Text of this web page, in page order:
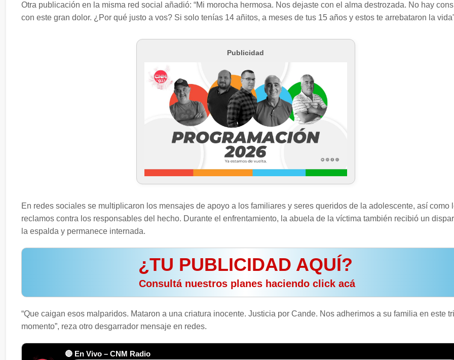
Otra publicación en la misma red social añadió: “Mi morocha hermosa. Nos dejaste con el alma destrozada. No hay
con este gran dolor. ¿Por qué justo a vos? Si solo tenías 14 añitos, a meses de tus 15 años y estos te arrebataron la
Publicidad
En redes sociales se multiplicaron los mensajes de apoyo a los familiares y seres queridos de la adolescente, así como
reclamos contra los responsables del hecho. Durante el enfrentamiento, la abuela de la víctima también recibió un
la espalda y permanece internada.
¿TU PUBLICIDAD AQUÍ?
️ Consultá nuestros planes haciendo click acá
“Que caigan esos malparidos. Mataron a una criatura inocente. Justicia por Cande. Nos adherimos a su familia en este
momento”, reza otro desgarrador mensaje en redes.
🔴 En Vivo – CNM Radio